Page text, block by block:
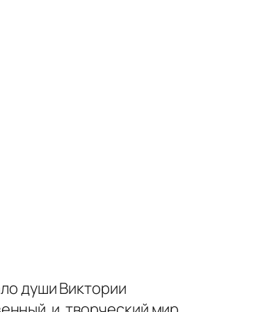
души Виктории